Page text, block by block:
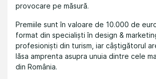
provocare pe măsură.
Premiile sunt în valoare de 10.000 de
format din specialiști în design &
profesioniști din turism, iar câștigătorul
lăsa amprenta asupra unuia dintre cele
din România.